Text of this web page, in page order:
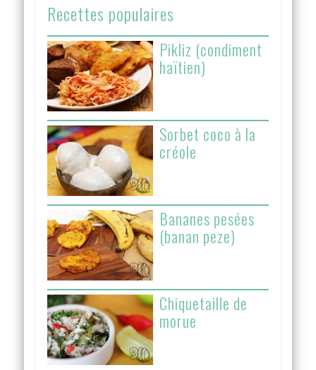
Recettes populaires
Pikliz (condiment
haïtien)
Sorbet coco à la
créole
Bananes pesées
(banan peze)
Chiquetaille de
morue